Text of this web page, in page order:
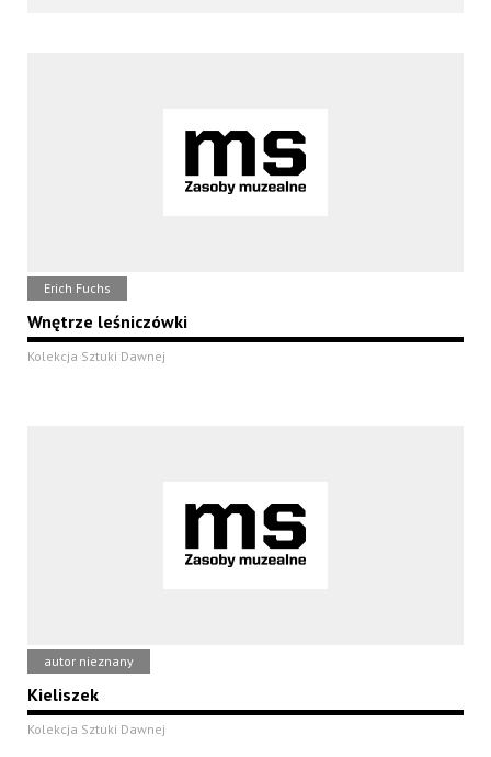
Erich Fuchs
Wnętrze leśniczówki
Kolekcja Sztuki Dawnej
autor nieznany
Kieliszek
Kolekcja Sztuki Dawnej